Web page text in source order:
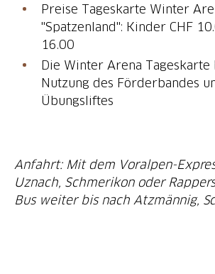
Preise Tageskarte Winter
"Spatzenland": Kinder CHF
16.00
Die Winter Arena
Nutzung des Förderbandes
Übungsliftes
Anfahrt: Mit dem Voralpen-
Uznach, Schmerikon oder
Bus weiter bis nach Atzmännig,